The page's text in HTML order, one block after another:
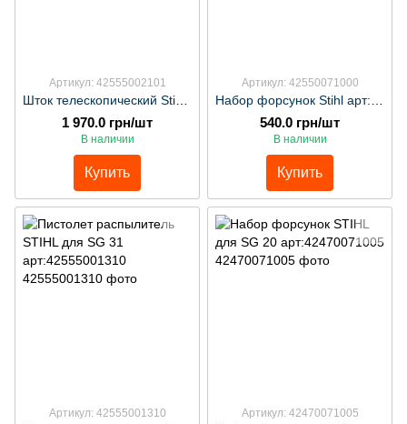
Артикул: 42555002101
1 970.0 грн/шт
В наличии
Купить
Артикул: 42550071000
540.0 грн/шт
В наличии
Купить
Артикул: 42555001310 Артикул: 42470071005